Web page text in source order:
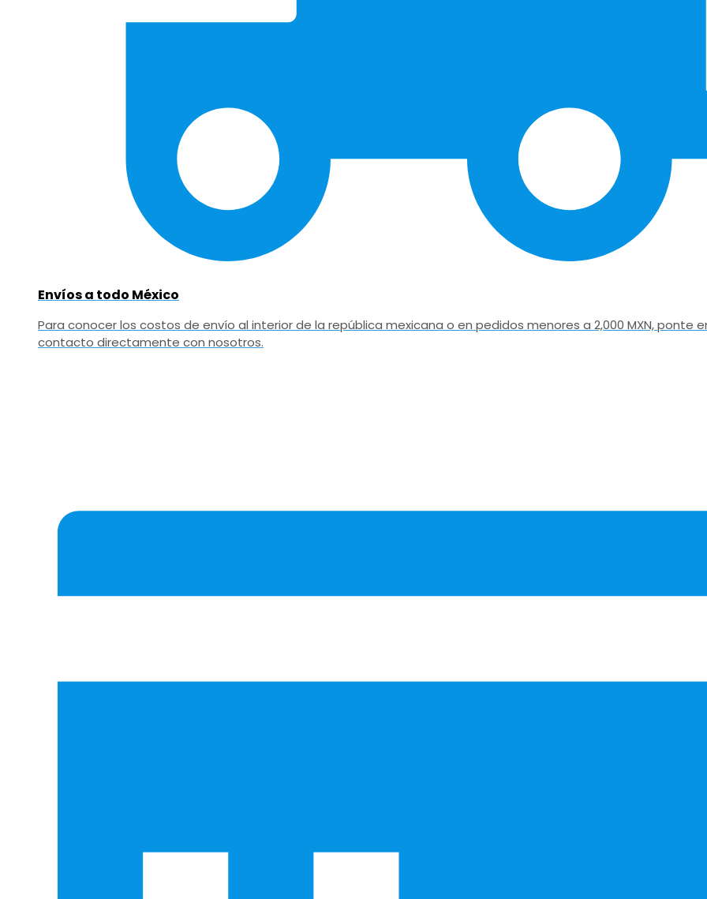
Envíos a todo México
Para conocer los costos de envío al interior de la república mexicana o en pedidos menores a 2,000 MXN, ponte
contacto directamente con nosotros.